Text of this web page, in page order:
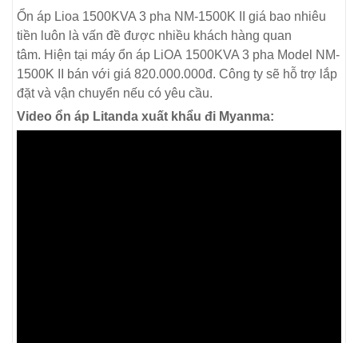
Ổn áp Lioa 1500KVA 3 pha NM-1500K II giá bao nhiêu
tiền luôn là vấn đề được nhiều khách hàng quan
tâm. Hiện tại máy ổn áp LiOA 1500KVA 3 pha Model NM-
1500K II bán với giá 820.000.000đ. Công ty sẽ hỗ trợ lắp
đặt và vận chuyển nếu có yêu cầu.
Video ổn áp Litanda xuất khẩu đi Myanma: